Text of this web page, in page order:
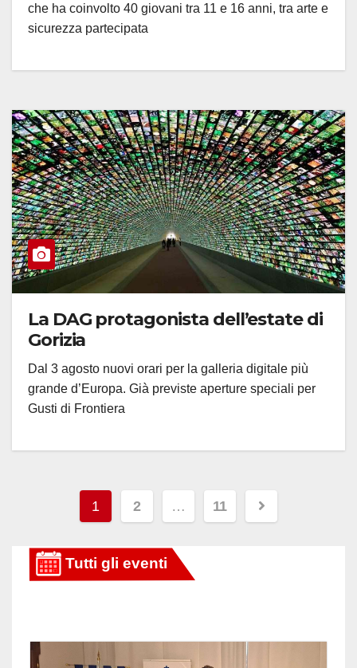
che ha coinvolto 40 giovani tra 11 e 16 anni, tra arte e
sicurezza partecipata
La DAG protagonista dell’estate di
Gorizia
Dal 3 agosto nuovi orari per la galleria digitale più
grande d’Europa. Già previste aperture speciali per
Gusti di Frontiera
Paginazione
degli
articoli
1 2 … 11